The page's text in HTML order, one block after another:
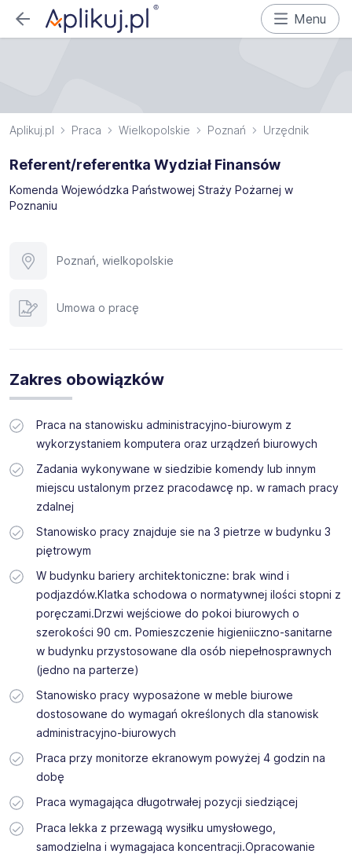
Menu
Aplikuj.pl Praca Wielkopolskie Poznań Urzędnik
Referent/referentka Wydział Finansów
Komenda Wojewódzka Państwowej Straży Pożarnej w
Poznaniu
Poznań, wielkopolskie
Umowa o pracę
Zakres obowiązków
Praca na stanowisku administracyjno-biurowym z
wykorzystaniem komputera oraz urządzeń biurowych
Zadania wykonywane w siedzibie komendy lub innym
miejscu ustalonym przez pracodawcę np. w ramach pracy
zdalnej
Stanowisko pracy znajduje sie na 3 pietrze w budynku 3
piętrowym
W budynku bariery architektoniczne: brak wind i
podjazdów.Klatka schodowa o normatywnej ilości stopni z
poręczami.Drzwi wejściowe do pokoi biurowych o
szerokości 90 cm. Pomieszczenie higieniiczno-sanitarne
w budynku przystosowane dla osób niepełnosprawnych
(jedno na parterze)
Stanowisko pracy wyposażone w meble biurowe
dostosowane do wymagań określonych dla stanowisk
administracyjno-biurowych
Praca przy monitorze ekranowym powyżej 4 godzin na
dobę
Praca wymagająca długotrwałej pozycji siedziącej
Praca lekka z przewagą wysiłku umysłowego,
samodzielna i wymagajaca koncentracji.Opracowanie